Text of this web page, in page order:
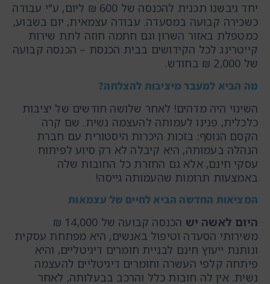
יחד גיבשנו תכנית להכנסה של 600 ₪ ליום, ע"י עבודה
כשכירה קבועה במסעדה. עבודה עצמאית, יום בשבוע,
כמטפלת באזור השרון וגם חתמה חוזה לתת שירות
קייטרינג לכל הקידושים בבית הכנסת – הכנסה קבועה
של 2,000 ₪ בחודש.
מה הביא למעבר מיציבות להצלחה?
השינוי היה מדהים! לאחר שלושה חודשים של יציבות
כלכלית, פנינו לעמותה להעצמה נשית. שם קרה
הקסם הנוסף: בזכות היכרות היסטורית עם חברת
הנהלה בעמותה, היא קיבלה לא רק סיוע לפיתוח
עסקי חינם, אלא גם החזרת כל החובות שלה
באמצעות תרומות שהעמותה גייסה!
המציאות החדשה הביא לחיים של עצמאות
היום לאשה יש
הכנסה קבועה של 14,000 ₪
משירותי הסעדה וטיפול באנשים, היא מפתחת עסקית
ונותנת ייעוץ חינם לבניית חומרים דיגיטליים, והיא
פיתחה קלפי העשרה וחומרים דיגיטליים להעצמה
נשית. אין לה חובות כלל והרכב בבעלותה, לאחר